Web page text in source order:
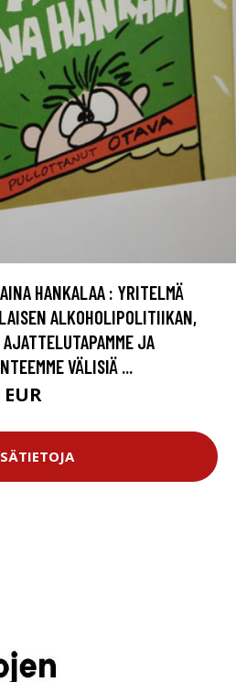
HANKALAA : YRITELMÄ
ALKOHOLIPOLITIIKAN,
JA
VÄLISIÄ ...
EUR